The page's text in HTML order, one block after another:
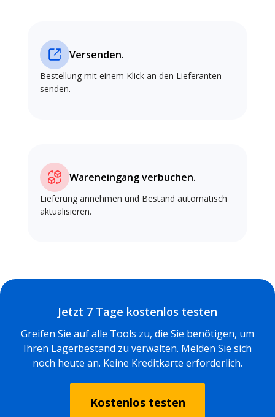
Versenden.
Bestellung mit einem Klick an den Lieferanten
senden.
Wareneingang verbuchen.
Lieferung annehmen und Bestand automatisch
aktualisieren.
Jetzt 7 Tage kostenlos testen
Greifen Sie auf alle Tools zu, die Sie benötigen, um
Ihren Lagerbestand zu verwalten. Melden Sie sich
noch heute an. Keine Kreditkarte erforderlich.
Kostenlos testen